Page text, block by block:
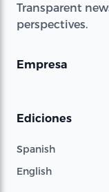
Transparent
perspectives.
Empresa
Ediciones
Spanish
English